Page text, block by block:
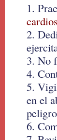
1.
2.
3. No
4.
5.
en el
6.